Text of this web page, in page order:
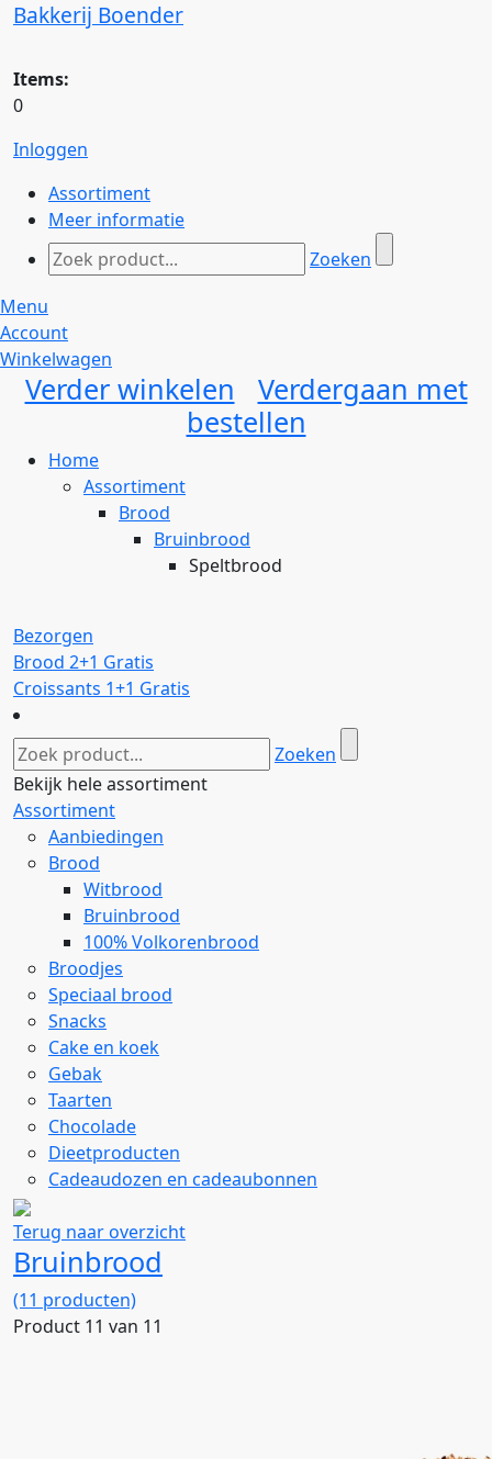
Bakkerij Boender
Items:
0
Inloggen
Assortiment
Meer informatie
Zoeken
Menu
Account
Winkelwagen
Verder winkelen
Verdergaan met
bestellen
Home
Assortiment
Brood
Bruinbrood
Speltbrood
Bezorgen
Brood 2+1 Gratis
Croissants 1+1 Gratis
Zoeken
Bekijk hele assortiment
Assortiment
Aanbiedingen
Brood
Witbrood
Bruinbrood
100% Volkorenbrood
Broodjes
Speciaal brood
Snacks
Cake en koek
Gebak
Taarten
Chocolade
Dieetproducten
Cadeaudozen en cadeaubonnen
Terug naar overzicht
Bruinbrood
(11 producten)
Product 11 van 11